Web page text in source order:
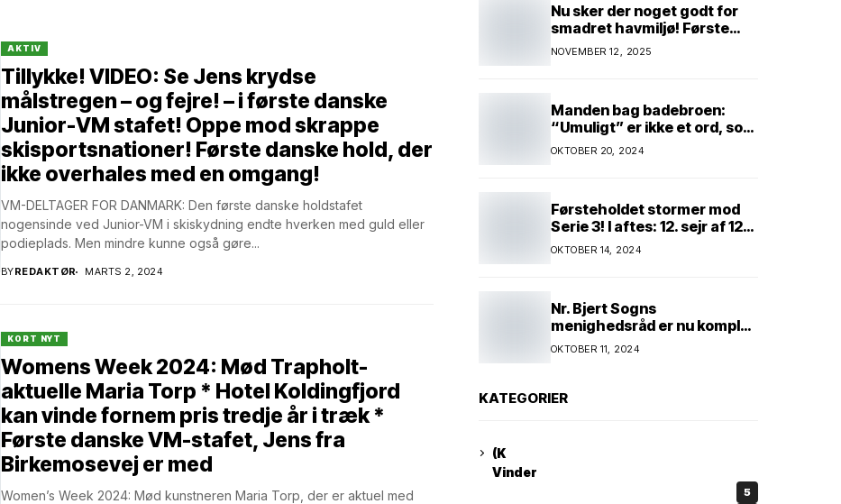
AKTIV
Tillykke! VIDEO: Se Jens krydse
målstregen – og fejre! – i første danske
Junior-VM stafet! Oppe mod skrappe
skisportsnationer! Første danske hold, der
ikke overhales med en omgang!
VM-DELTAGER FOR DANMARK: Den første danske holdstafet
nogensinde ved Junior-VM i skiskydning endte hverken med guld eller
podieplads. Men mindre kunne også gøre...
BYREDAKTØR MARTS 2, 2024
KORT NYT
Womens Week 2024: Mød Trapholt-
aktuelle Maria Torp * Hotel Koldingfjord
kan vinde fornem pris tredje år i træk *
Første danske VM-stafet, Jens fra
Birkemosevej er med
Women’s Week 2024: Mød kunstneren Maria Torp, der er aktuel med
Nu sker der noget godt for
smadret havmiljø! Første
konkrete projekt!
Genopretning af natur i
kroner!
NOVEMBER 12, 2025
Manden bag badebroen:
“Umuligt” er ikke et ord, som
Kim Andersen kender
OKTOBER 20, 2024
Førsteholdet stormer mod
Serie 3! I aftes: 12. sejr af 12
mulige! Kun ét hold kan
spænde ben! Afgørende
OKTOBER 14, 2024
Nr. Bjert Sogns
menighedsråd er nu komplet
* Trapholt i efterårsferien:
Kunst og kreativitet i
kunstnerpar repræsenteres
OKTOBER 11, 2024
KATEGORIER
(K
Vinder
5